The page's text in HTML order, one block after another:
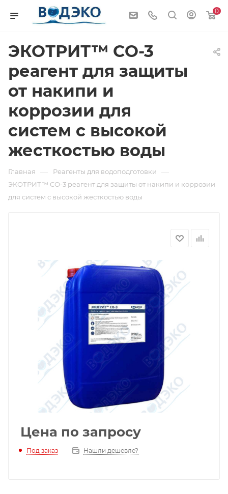
0
ЭКОТРИТ™ СО-3
реагент для защиты
от накипи и
коррозии для
систем с высокой
жесткостью воды
Главная — Реагенты для водоподготовки —
ЭКОТРИТ™ СО-3 реагент для защиты от накипи и коррозии
для систем с высокой жесткостью воды
Цена по запросу
Под заказ Нашли дешевле?